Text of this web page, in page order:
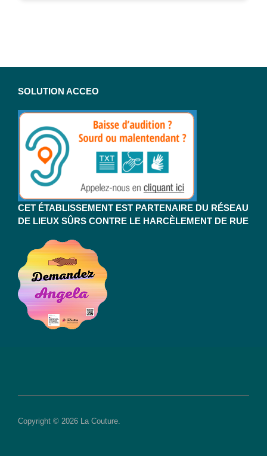
SOLUTION ACCEO
CET ÉTABLISSEMENT EST PARTENAIRE DU RÉSEAU
DE LIEUX SÛRS CONTRE LE HARCÈLEMENT DE RUE
Copyright © 2026 La Couture.